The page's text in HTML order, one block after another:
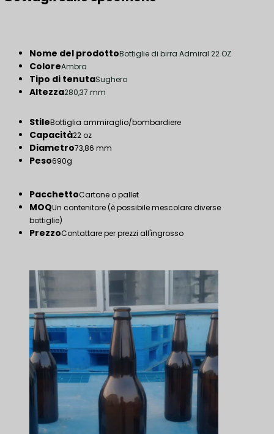
Nome del prodottoBottiglie di birra Admiral 22 OZ
ColoreAmbra
Tipo di tenutaSughero
Altezza280,37 mm
StileBottiglia ammiraglio/bombardiere
Capacità22 oz
Diametro73,86 mm
Peso690g
PacchettoCartone o pallet
MOQUn contenitore (è possibile mescolare diverse
bottiglie)
PrezzoContattare per prezzi all'ingrosso